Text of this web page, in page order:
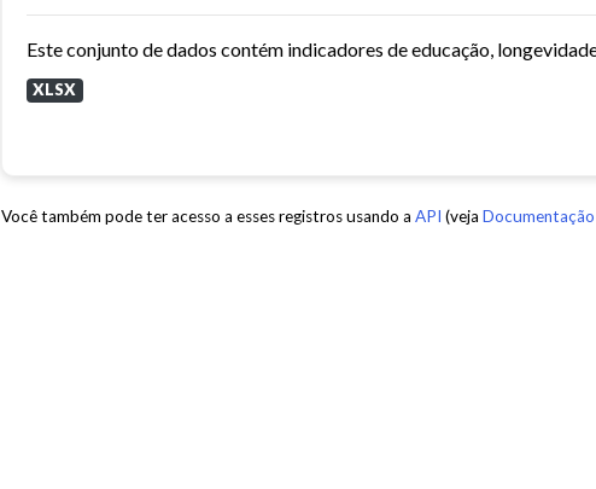
XLSX
Você também pode ter acesso a esses registros usando a API (veja